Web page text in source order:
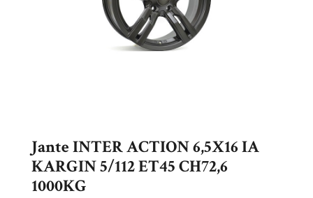
Jante INTER ACTION 6,5X16 IA
KARGIN 5/112 ET45 CH72,6
1000KG